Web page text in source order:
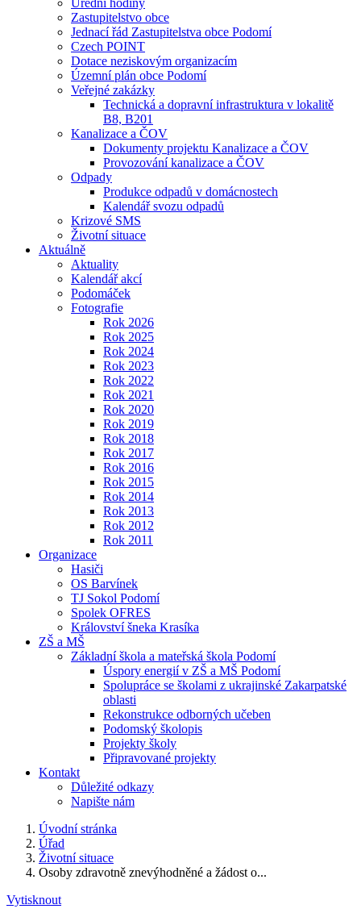
Úřední hodiny
Zastupitelstvo obce
Jednací řád Zastupitelstva obce Podomí
Czech POINT
Dotace neziskovým organizacím
Územní plán obce Podomí
Veřejné zakázky
Technická a dopravní infrastruktura v lokalitě
B8, B201
Kanalizace a ČOV
Dokumenty projektu Kanalizace a ČOV
Provozování kanalizace a ČOV
Odpady
Produkce odpadů v domácnostech
Kalendář svozu odpadů
Krizové SMS
Životní situace
Aktuálně
Aktuality
Kalendář akcí
Podomáček
Fotografie
Rok 2026
Rok 2025
Rok 2024
Rok 2023
Rok 2022
Rok 2021
Rok 2020
Rok 2019
Rok 2018
Rok 2017
Rok 2016
Rok 2015
Rok 2014
Rok 2013
Rok 2012
Rok 2011
Organizace
Hasiči
OS Barvínek
TJ Sokol Podomí
Spolek OFRES
Království šneka Krasíka
ZŠ a MŠ
Základní škola a mateřská škola Podomí
Úspory energií v ZŠ a MŠ Podomí
Spolupráce se školami z ukrajinské Zakarpatské
oblasti
Rekonstrukce odborných učeben
Podomský školopis
Projekty školy
Připravované projekty
Kontakt
Důležité odkazy
Napište nám
Úvodní stránka
Úřad
Životní situace
Osoby zdravotně znevýhodněné a žádost o...
Vytisknout